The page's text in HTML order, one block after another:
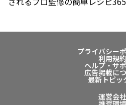
プライバシー
利用規約
ヘルプ・サ
広告掲載に
最新トピッ
運営会社